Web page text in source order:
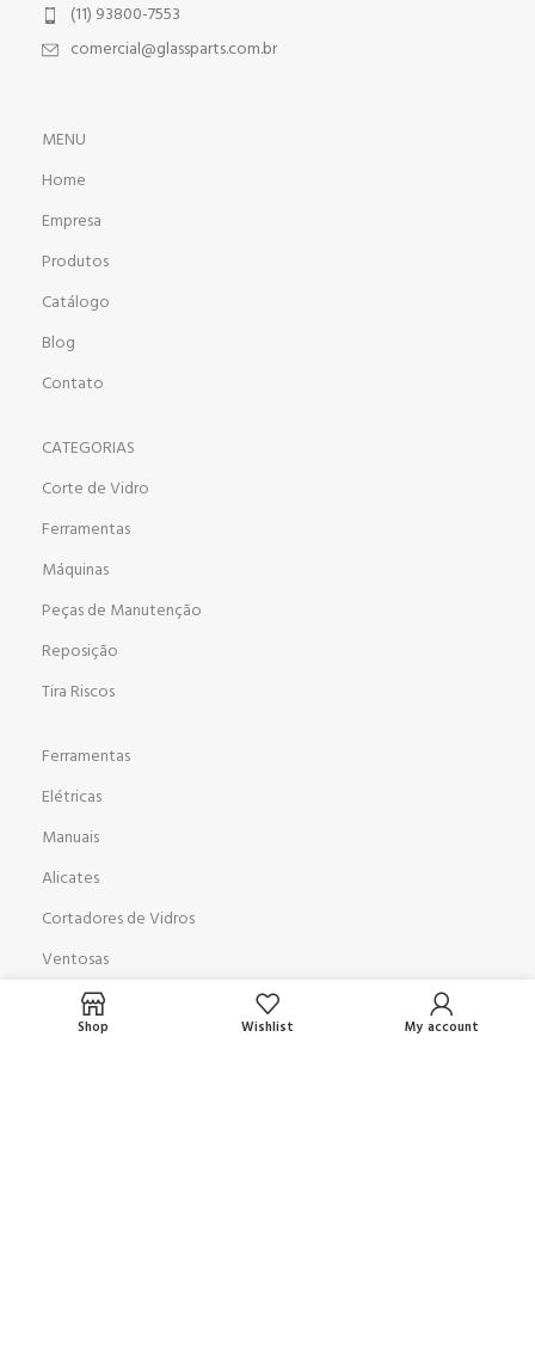
(11) 93800-7553
comercial@glassparts.com.br
MENU
Home
Empresa
Produtos
Catálogo
Blog
Contato
CATEGORIAS
Corte de Vidro
Ferramentas
Máquinas
Peças de Manutenção
Reposição
Tira Riscos
Ferramentas
Elétricas
Manuais
Alicates
Cortadores de Vidros
Ventosas
Pneumáticas
Shop Wishlist My account